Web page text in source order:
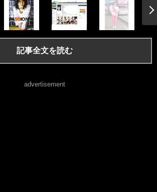
記事全文を読む
advertisement